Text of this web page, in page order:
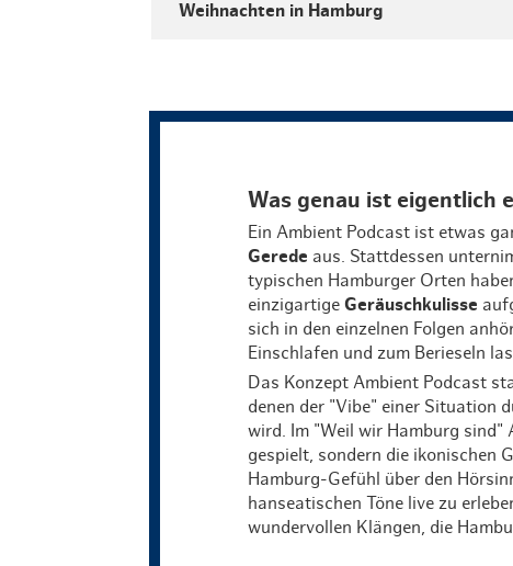
Weihnachten in Hamburg
Was genau ist eigentlich
Ein Ambient Podcast ist etwas
Gerede aus. Stattdessen
typischen Hamburger Orten
einzigartigeGeräuschkulisse
sich in den einzelnen Folgen
Einschlafen und zum Berieseln
Das Konzept Ambient Podcast
denen der "Vibe" einer Situation
wird. Im "Weil wir Hamburg sind"
gespielt, sondern die ikonischen
Hamburg-Gefühl über den
hanseatischen Töne live zu
wundervollen Klängen, die